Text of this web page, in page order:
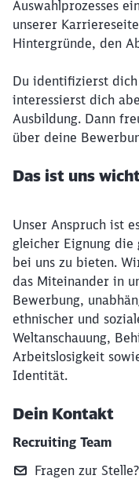
Auswahlprozesses
unserer
Hintergründe, den
Du identifizierst
interessierst dich
Ausbildung. Dann
über deine
Das ist uns
Unser Anspruch ist
gleicher Eignung die
bei uns zu bieten.
das Miteinander in
Bewerbung,
ethnischer und
Weltanschauung,
Arbeitslosigkeit
Identität.
Dein Kontakt
Recruiting Team
Fragen zur